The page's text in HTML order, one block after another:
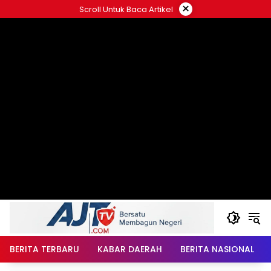
ke
Scroll Untuk Baca Artikel ×
BERITA TERBARU KABAR DAERAH BERITA NASIONAL